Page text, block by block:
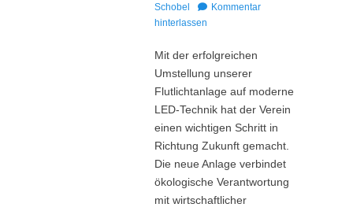
on
Schobel
Kommentar
hinterlassen
Mit der erfolgreichen
Umstellung unserer
Flutlichtanlage auf moderne
LED-Technik hat der Verein
einen wichtigen Schritt in
Richtung Zukunft gemacht.
Die neue Anlage verbindet
ökologische Verantwortung
mit wirtschaftlicher